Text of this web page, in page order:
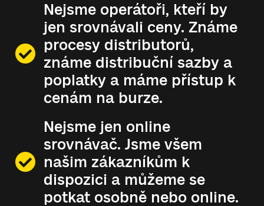
Nejsme operátoři, kteří by
jen srovnávali ceny. Známe
procesy distributorů,
známe distribuční sazby a
poplatky a máme přístup k
cenám na burze.
Nejsme jen online
srovnávač. Jsme všem
našim zákazníkům k
dispozici a můžeme se
potkat osobně nebo online.